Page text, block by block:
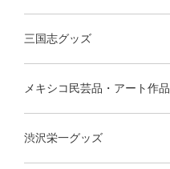
三国志グッズ
メキシコ民芸品・アート作品
渋沢栄一グッズ